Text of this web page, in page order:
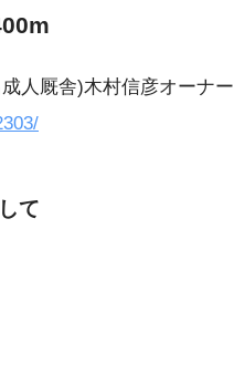
人厩舎)木村信彦オーナー
て